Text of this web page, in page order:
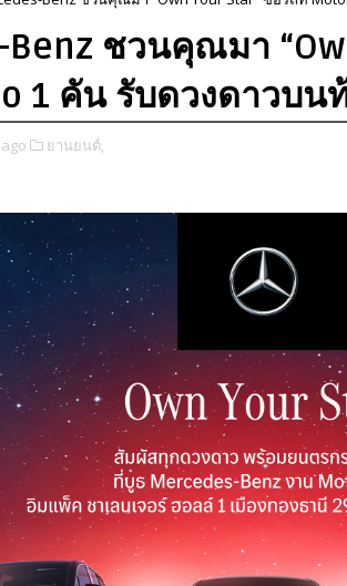
Benz ชวนคุณมา
1 คัน รับดวงดาวบน
ยานยนต์,